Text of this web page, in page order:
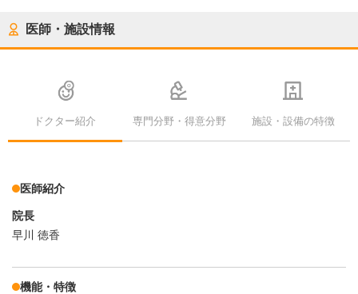
医師・施設情報
ドクター紹介 専門分野・得意分野 施設・設備の特徴
医師紹介
院長
早川 徳香
機能・特徴